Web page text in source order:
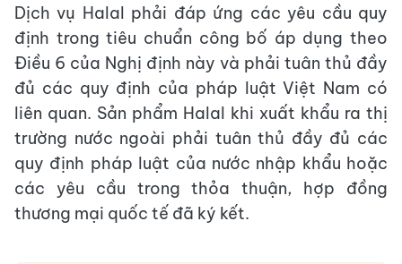
Dịch vụ Halal phải đáp ứng các yêu cầu quy
định trong tiêu chuẩn công bố áp dụng theo
Điều 6 của Nghị định này và phải tuân thủ đầy
đủ các quy định của pháp luật Việt Nam có
liên quan. Sản phẩm Halal khi xuất khẩu ra thị
trường nước ngoài phải tuân thủ đầy đủ các
quy định pháp luật của nước nhập khẩu hoặc
các yêu cầu trong thỏa thuận, hợp đồng
thương mại quốc tế đã ký kết.